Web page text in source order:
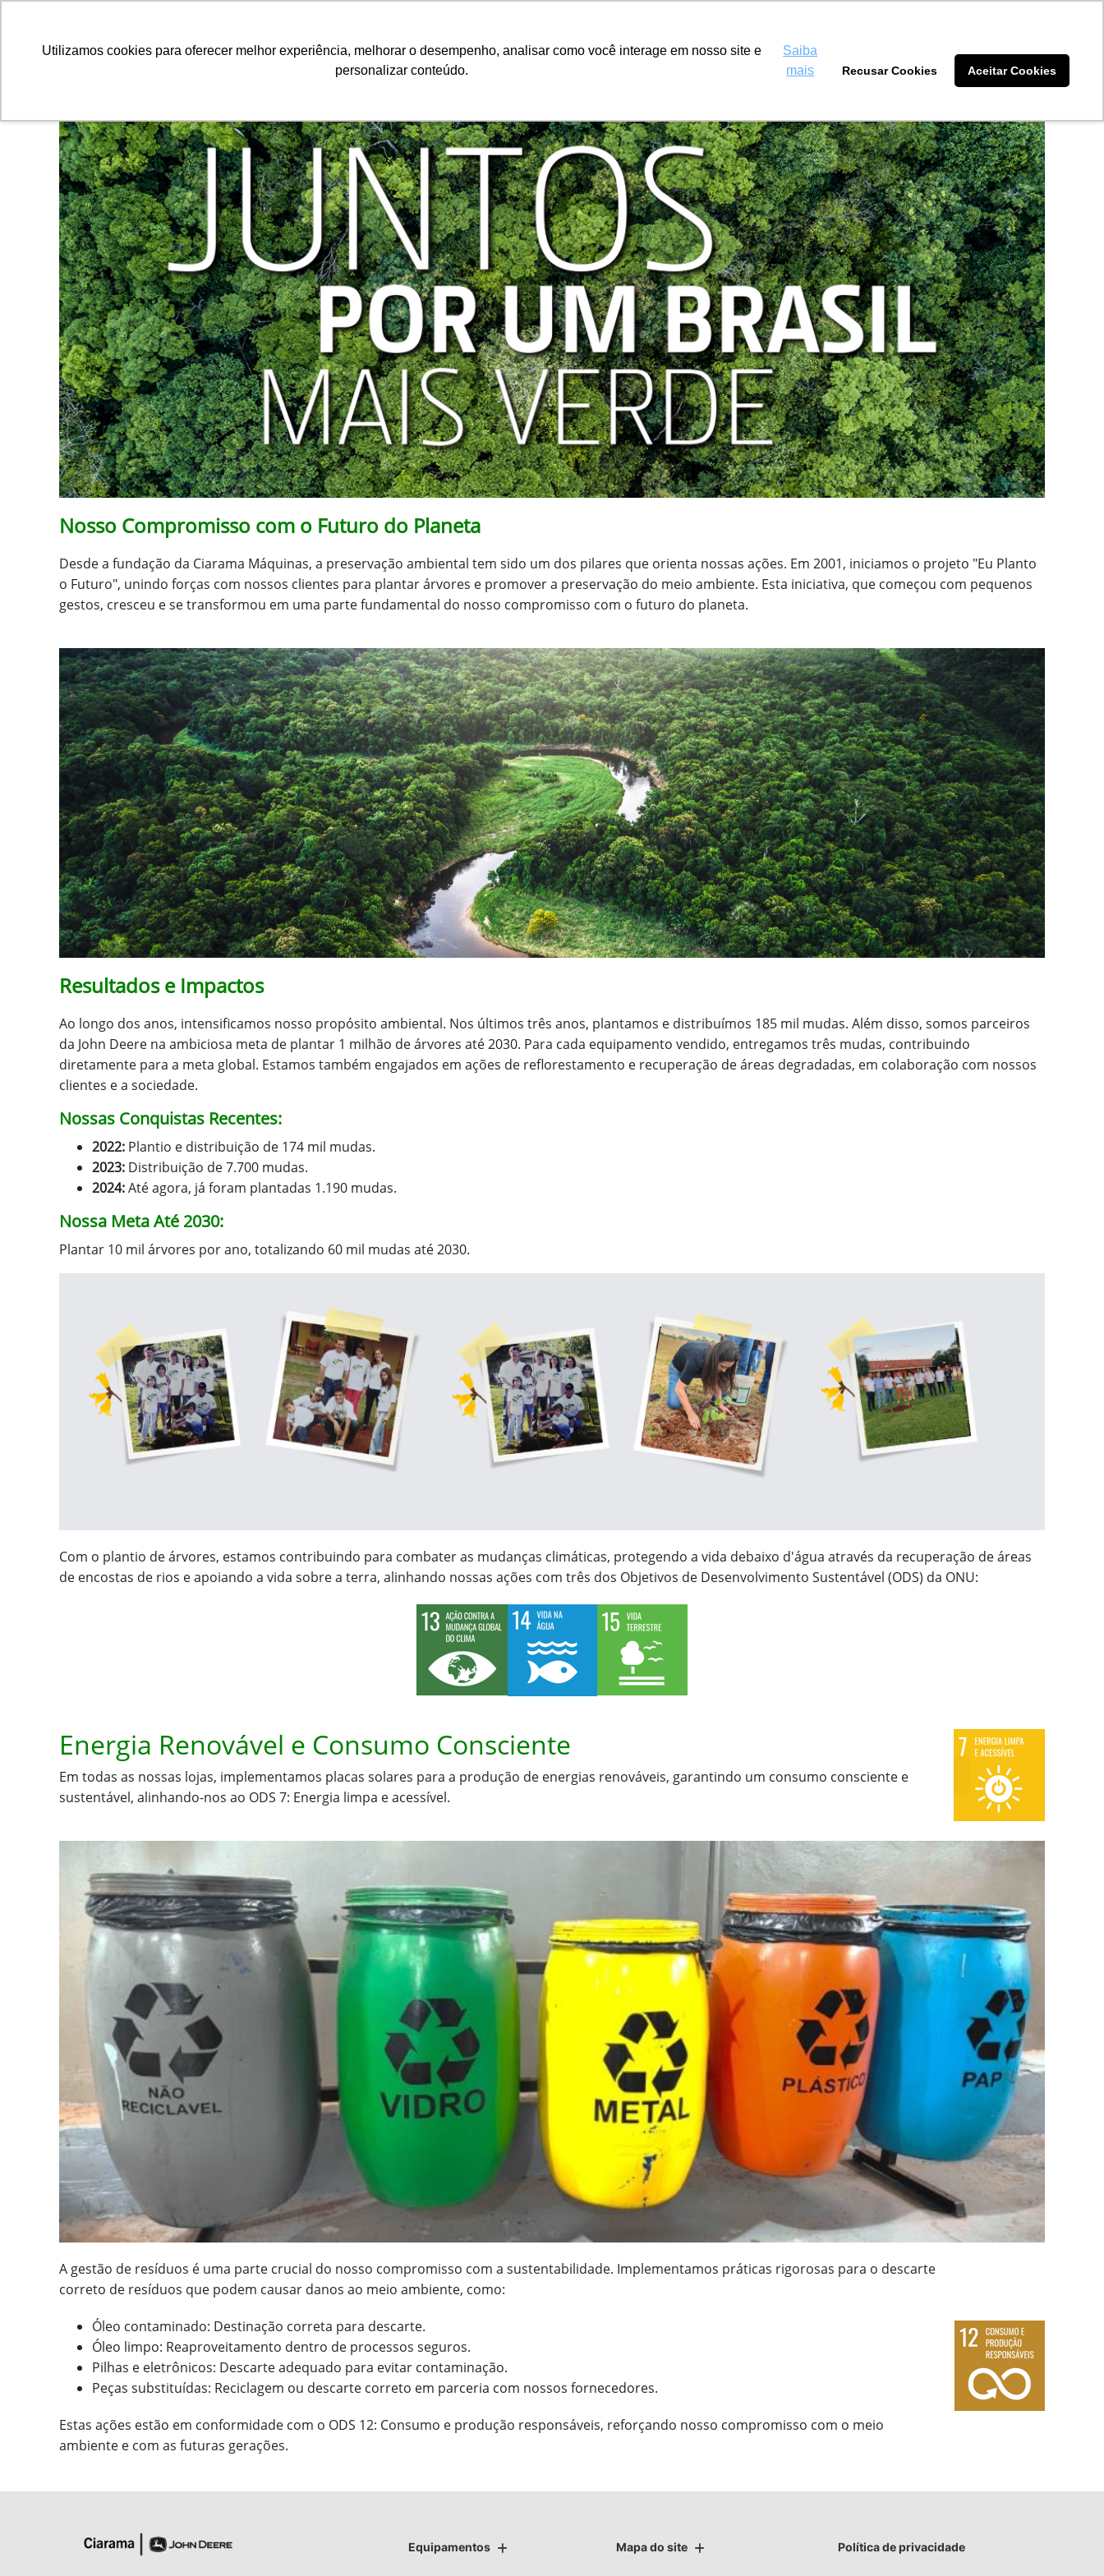
Utilizamos cookies para oferecer melhor experiência, melhorar o desempenho, analisar como você interage em nosso site e
personalizar conteúdo.
Saiba
mais
Recusar Cookies Aceitar Cookies
Seminovos Blog Sobre nós
Nosso Compromisso com o Futuro do Planeta
Desde a fundação da Ciarama Máquinas, a preservação ambiental tem sido um dos pilares que orienta nossas ações. Em 2001, iniciamos o projeto "Eu Planto
o Futuro", unindo forças com nossos clientes para plantar árvores e promover a preservação do meio ambiente. Esta iniciativa, que começou com pequenos
gestos, cresceu e se transformou em uma parte fundamental do nosso compromisso com o futuro do planeta.
Resultados e Impactos
Ao longo dos anos, intensificamos nosso propósito ambiental. Nos últimos três anos, plantamos e distribuímos 185 mil mudas. Além disso, somos parceiros
da John Deere na ambiciosa meta de plantar 1 milhão de árvores até 2030. Para cada equipamento vendido, entregamos três mudas, contribuindo
diretamente para a meta global. Estamos também engajados em ações de reflorestamento e recuperação de áreas degradadas, em colaboração com nossos
clientes e a sociedade.
Nossas Conquistas Recentes:
2022: Plantio e distribuição de 174 mil mudas.
2023: Distribuição de 7.700 mudas.
2024:Até agora, já foram plantadas 1.190 mudas.
Nossa Meta Até 2030:
Plantar 10 mil árvores por ano, totalizando 60 mil mudas até 2030.
Com o plantio de árvores, estamos contribuindo para combater as mudanças climáticas, protegendo a vida debaixo d'água através da recuperação de áreas
de encostas de rios e apoiando a vida sobre a terra, alinhando nossas ações com três dos Objetivos de Desenvolvimento Sustentável (ODS) da ONU:
Energia Renovável e Consumo Consciente
Em todas as nossas lojas, implementamos placas solares para a produção de energias renováveis, garantindo um consumo consciente e
sustentável, alinhando-nos ao ODS 7: Energia limpa e acessível.
A gestão de resíduos é uma parte crucial do nosso compromisso com a sustentabilidade. Implementamos práticas rigorosas para o descarte
correto de resíduos que podem causar danos ao meio ambiente, como:
Óleo contaminado: Destinação correta para descarte.
Óleo limpo: Reaproveitamento dentro de processos seguros.
Pilhas e eletrônicos: Descarte adequado para evitar contaminação.
Peças substituídas: Reciclagem ou descarte correto em parceria com nossos fornecedores.
Estas ações estão em conformidade com o ODS 12: Consumo e produção responsáveis, reforçando nosso compromisso com o meio
ambiente e com as futuras gerações.
Equipamentos Mapa do site Política de privacidade